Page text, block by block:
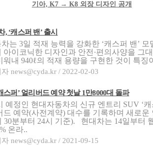
기아, K7 → K8 외장 디자인 공개
, ‘캐스퍼 밴’ 출시
는 3일 적재 능력을 강화한 ‘캐스퍼 밴’
아이코닉한 디자인과 안전·편의사양을 그
워내 940ℓ의 적재 용량을 구현한 것이 특
news@cyda.kr / 2022-02-03
스퍼’ 얼리버드 예약 첫날 1만8000대 돌파
예정인 현대자동차의 신규 엔트리 SUV ‘캐
드 예약(사전계약) 대수를 기록하며 새로
30분부터 24시 기준). 현대차는 14일부터
온라..
news@cyda.kr / 2021-09-15